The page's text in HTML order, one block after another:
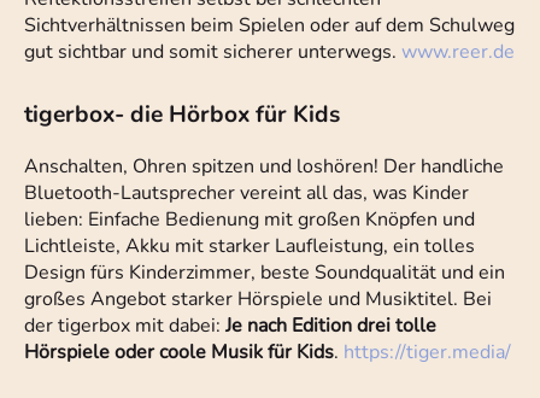
Sichtverhältnissen beim Spielen oder auf dem Schulweg
gut sichtbar und somit sicherer unterwegs. www.reer.de
tigerbox- die Hörbox für Kids
Anschalten, Ohren spitzen und loshören! Der handliche
Bluetooth-Lautsprecher vereint all das, was Kinder
lieben: Einfache Bedienung mit großen Knöpfen und
Lichtleiste, Akku mit starker Laufleistung, ein tolles
Design fürs Kinderzimmer, beste Soundqualität und ein
großes Angebot starker Hörspiele und Musiktitel. Bei
der tigerbox mit dabei: Je nach Edition drei tolle
Hörspiele oder coole Musik für Kids. https://tiger.media/